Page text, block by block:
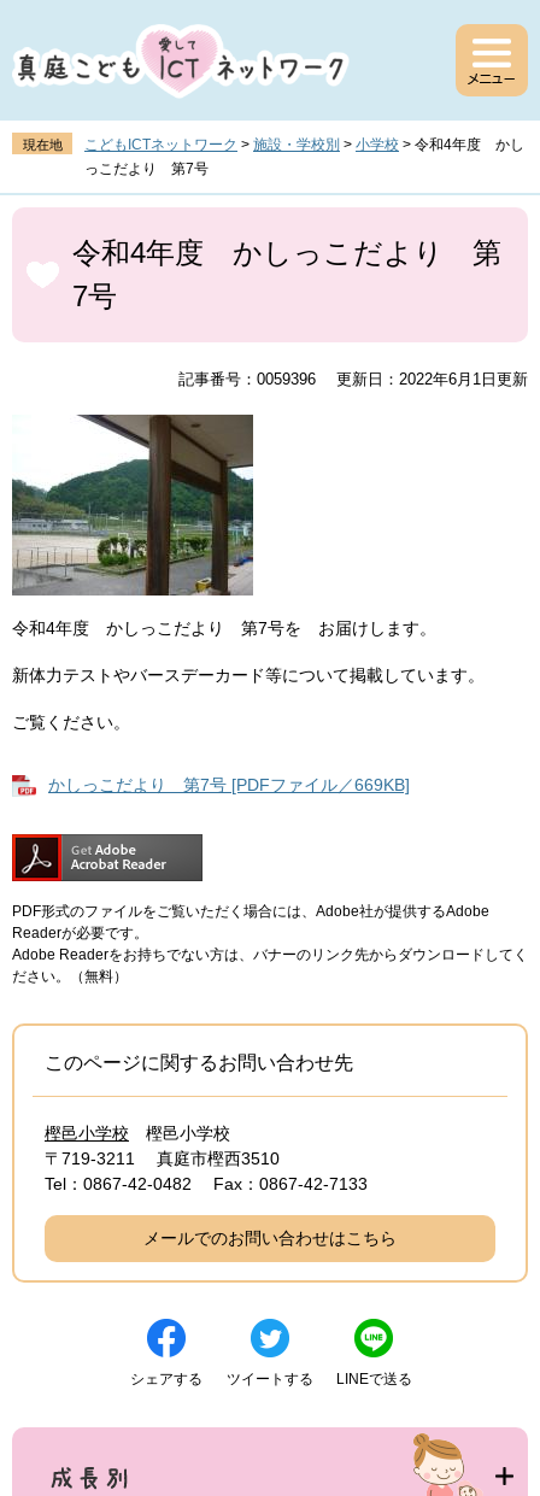
ジ
の
頭
す
。
ュ
ー
飛
し
て
現在地 こどもICTネットワーク > 施設・学校別 > 小学校 > 令和4年度 かし
っこだより 第7号
本
令和4年度 かしっこだより 第
7号
記事番号：0059396 更新日：2022年6月1日更新
令和4年度 かしっこだより 第7号を お届けします。
新体力テストやバースデーカード等について掲載しています。
ご覧ください。
かしっこだより 第7号 [PDFファイル／669KB]
PDF形式のファイルをご覧いただく場合には、Adobe社が提供するAdobe
Readerが必要です。
Adobe Readerをお持ちでない方は、バナーのリンク先からダウンロードしてく
ださい。（無料）
このページに関するお問い合わせ先
樫邑小学校
樫邑小学校
〒719-3211
真庭市樫西3510
Tel：0867-42-0482
Fax：0867-42-7133
メールでのお問い合わせはこちら
シェアする ツイートする LINEで送る